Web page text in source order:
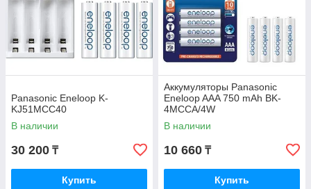
Panasonic Eneloop K-
KJ51MCC40
В наличии
30 200 ₸
Купить
Аккумуляторы Panasonic
Eneloop AAA 750 mAh BK-
4MCCA/4W
В наличии
10 660 ₸
Купить